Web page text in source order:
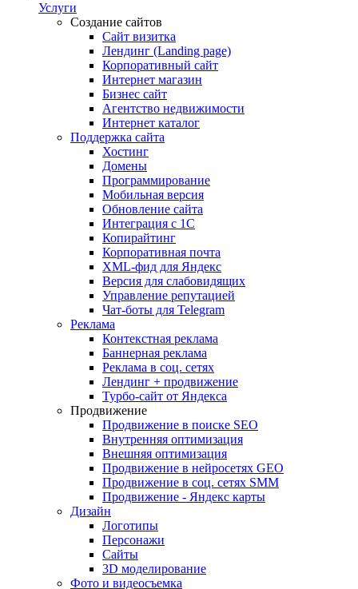
Услуги
Создание сайтов
Сайт визитка
Лендинг (Landing page)
Корпоративный сайт
Интернет магазин
Бизнес сайт
Агентство недвижимости
Интернет каталог
Поддержка сайта
Хостинг
Домены
Программирование
Мобильная версия
Обновление сайта
Интеграция с 1С
Копирайтинг
Корпоративная почта
XML-фид для Яндекс
Версия для слабовидящих
Управление репутацией
Чат-боты для Telegram
Реклама
Контекстная реклама
Баннерная реклама
Реклама в соц. сетях
Лендинг + продвижение
Турбо-сайт от Яндекса
Продвижение
Продвижение в поиске SEO
Внутренняя оптимизация
Внешняя оптимизация
Продвижение в нейросетях GEO
Продвижение в соц. сетях SMM
Продвижение - Яндекс карты
Дизайн
Логотипы
Персонажи
Сайты
3D моделирование
Фото и видеосъемка